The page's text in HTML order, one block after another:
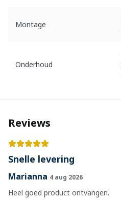
Montage
Onderhoud
Reviews
Snelle levering
Marianna 4 aug 2026
Heel goed product ontvangen.